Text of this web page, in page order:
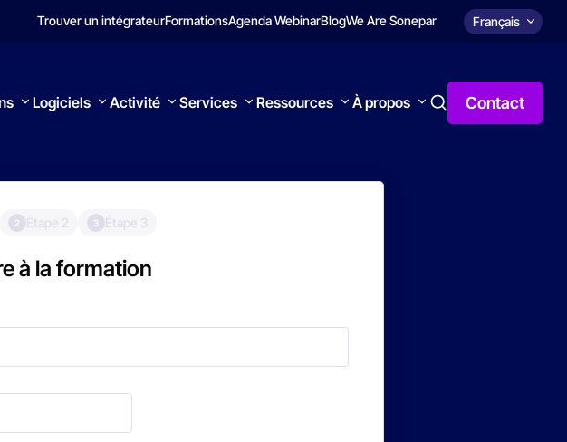
Trouver un intégrateurFormationsAgenda WebinarBlogWe Are Sonepar Français
Logiciels Activité Services Ressources À propos Contact
Rechercher
2 Étape 2 3 Étape 3
à la formation